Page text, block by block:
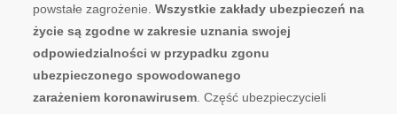
powstałe zagrożenie. Wszystkie zakłady ubezpieczeń na
życie są zgodne w zakresie uznania swojej
odpowiedzialności w przypadku zgonu
ubezpieczonego spowodowanego
zarażeniem koronawirusem. Część ubezpieczycieli